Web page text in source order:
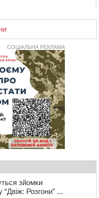
у Черкасах 75-річній
клапан
сонячну
мільйона гривень
з полеглим на
скляну зупинку і
від спеки: Бондаренко
в автівці: у ТЦК
ТЦК вибили вікно і
(ВІДЕО)
СОЦІАЛЬНА РЕКЛАМА
зйомки
Розгони” ...